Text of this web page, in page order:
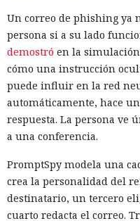
Un correo de phishing ya
persona si a su lado
demostró en la
cómo una instrucción
puede influir en la red
automáticamente, hace
respuesta. La persona ve
a una conferencia.
PromptSpy modela una
crea la personalidad del
destinatario, un tercero
cuarto redacta el correo.